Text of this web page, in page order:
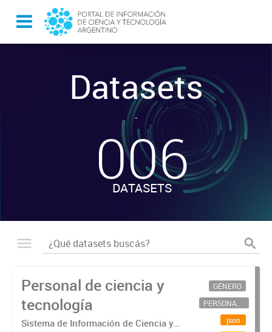
Datasets
-
006
DATASETS
Personal de ciencia y
tecnología
Sistema de Información de Ciencia y
GÉNERO
PERSONAL CIENTÍFICO-TECNOLÓGICO
json